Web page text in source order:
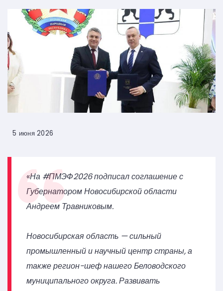
5 июня 2026
«На #ПМЭФ2026 подписал соглашение с
Губернатором Новосибирской области
Андреем Травниковым.
Новосибирская область — сильный
промышленный и научный центр страны, а
также регион-шеф нашего Беловодского
муниципального округа. Развивать